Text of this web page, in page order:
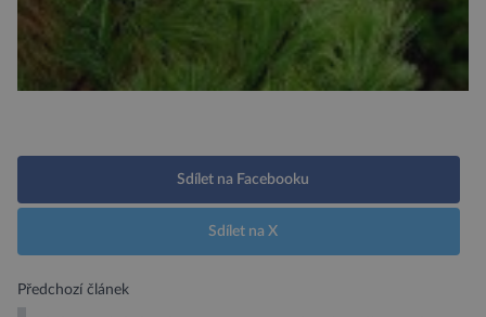
Sdílet na Facebooku
Sdílet na X
Předchozí článek